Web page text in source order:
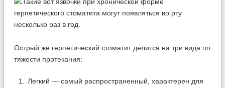
Острый же герпетический стоматит делится на три вида по
тяжести протекания:
Легкий — самый распространенный, характерен для